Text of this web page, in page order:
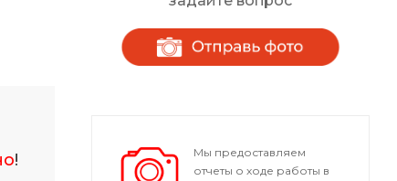
!
Мы предоставляем
отчеты о ходе работы в